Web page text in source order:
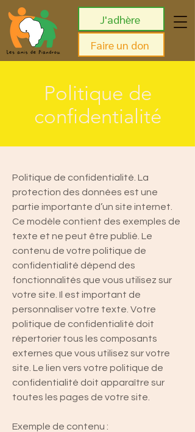
J'adhère
Faire un don
Politique de
confidentialité
Politique de confidentialité. La
protection des données est une
partie importante d’un site internet.
Ce modèle contient des exemples de
texte et ne peut être publié. Le
contenu de votre politique de
confidentialité dépend des
fonctionnalités que vous utilisez sur
votre site. Il est important de
personnaliser votre texte. Votre
politique de confidentialité doit
répertorier tous les composants
externes que vous utilisez sur votre
site. Le lien vers votre politique de
confidentialité doit apparaître sur
toutes les pages de votre site.
Exemple de contenu :